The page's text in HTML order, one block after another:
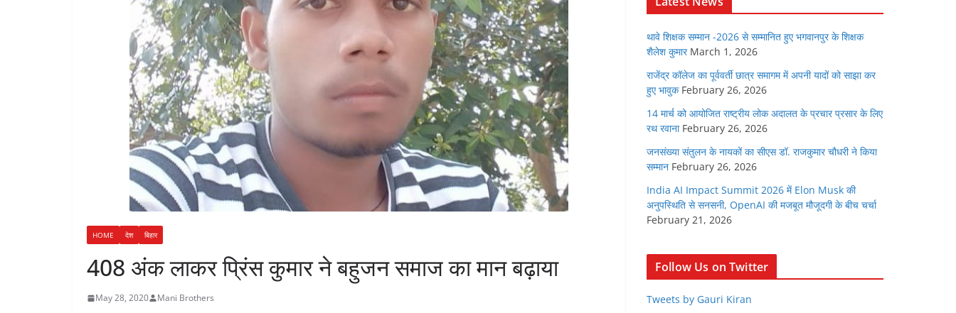
HOME देश बिहार
408 अंक लाकर प्रिंस कुमार ने बहुजन समाज का मान बढ़ाया
May 28, 2020 Mani Brothers
थावे शिक्षक सम्मान -2026 से सम्मानित हुए भगवानपुर के शिक्षक
शैलेश कुमार March 1, 2026
राजेंद्र कॉलेज का पूर्ववर्ती छात्र समागम में अपनी यादों को साझा कर
हुए भावुक February 26, 2026
14 मार्च को आयोजित राष्ट्रीय लोक अदालत के प्रचार प्रसार के लिए
रथ रवाना February 26, 2026
जनसंख्या संतुलन के नायकों का सीएस डॉ. राजकुमार चौधरी ने किया
सम्मान February 26, 2026
India AI Impact Summit 2026 में Elon Musk की
अनुपस्थिति से सनसनी, OpenAI की मजबूत मौजूदगी के बीच चर्चा
February 21, 2026
Follow Us on Twitter
Tweets by Gauri Kiran